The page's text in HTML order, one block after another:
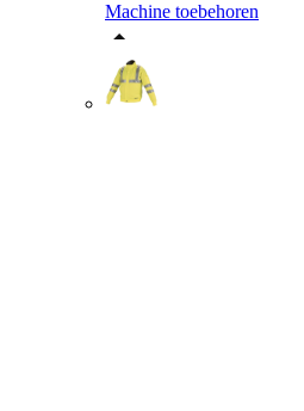
Machine toebehoren